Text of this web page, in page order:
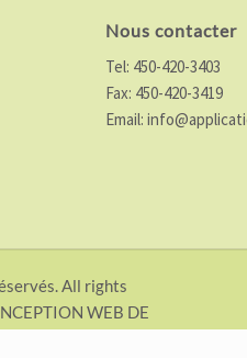
Nous contacter
Tel: 450-420-3403
Fax: 450-420-3419
Email:
All rights
WEB DE